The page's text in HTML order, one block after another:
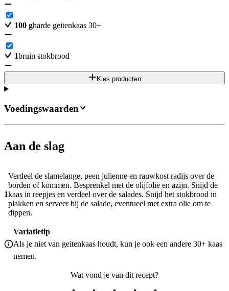
100 gharde geitenkaas 30+
1bruin stokbrood
Kies producten
Aan de slag
1
Verdeel de slamelange, peen julienne en rauwkost radijs over de
borden of kommen. Besprenkel met de olijfolie en azijn. Snijd de
kaas in reepjes en verdeel over de salades. Snijd het stokbrood in
plakken en serveer bij de salade, eventueel met extra olie om te
dippen.
Variatietip
Als je niet van geitenkaas houdt, kun je ook een andere 30+ kaas
nemen.
Wat vond je van dit recept?
Voedingswaarden